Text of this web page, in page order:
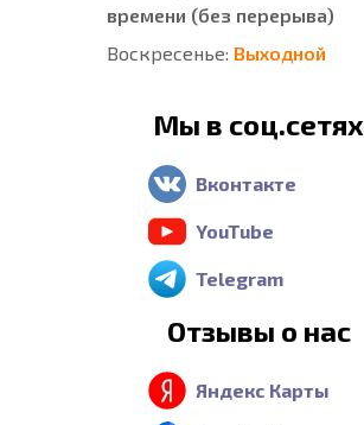
времени (без перерыва)
Воскресенье: Выходной
Мы в соц.сетях
Вконтакте
YouTube
Telegram
Отзывы о нас
Яндекс Карты